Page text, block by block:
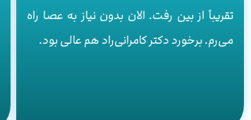
تقریباً از بین رفت. الان بدون نیاز به عصا راه
می‌رم. برخورد دکتر کامرانی‌راد هم عالی بود.